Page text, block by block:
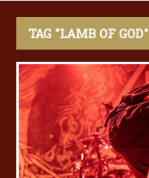
TAG "LAMB OF GOD"